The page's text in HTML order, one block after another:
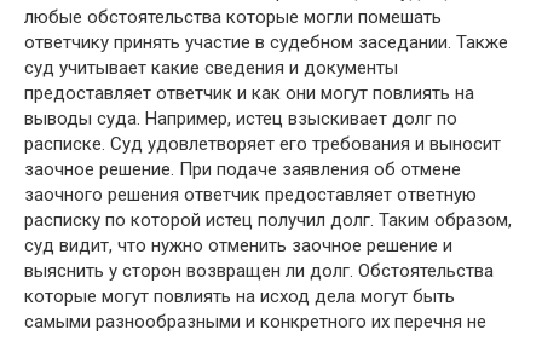
любые обстоятельства которые могли помешать
ответчику принять участие в судебном заседании. Также
суд учитывает какие сведения и документы
предоставляет ответчик и как они могут повлиять на
выводы суда. Например, истец взыскивает долг по
расписке. Суд удовлетворяет его требования и выносит
заочное решение. При подаче заявления об отмене
заочного решения ответчик предоставляет ответную
расписку по которой истец получил долг. Таким образом,
суд видит, что нужно отменить заочное решение и
выяснить у сторон возвращен ли долг. Обстоятельства
которые могут повлиять на исход дела могут быть
самыми разнообразными и конкретного их перечня не